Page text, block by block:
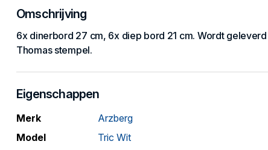
Omschrijving
6x dinerbord 27 cm, 6x diep bord 21 cm. Wordt
Thomas stempel.
Eigenschappen
Merk
Arzberg
Model
Tric Wit